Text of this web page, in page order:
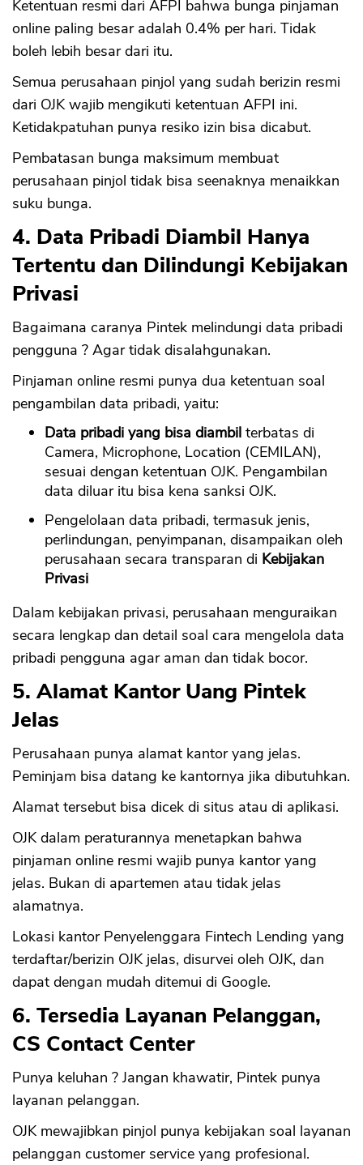
Ketentuan resmi dari AFPI bahwa bunga pinjaman
online paling besar adalah 0.4% per hari. Tidak
boleh lebih besar dari itu.
Semua perusahaan pinjol yang sudah berizin resmi
dari OJK wajib mengikuti ketentuan AFPI ini.
Ketidakpatuhan punya resiko izin bisa dicabut.
Pembatasan bunga maksimum membuat
perusahaan pinjol tidak bisa seenaknya menaikkan
suku bunga.
4. Data Pribadi Diambil Hanya
Tertentu dan Dilindungi Kebijakan
Privasi
Bagaimana caranya Pintek melindungi data pribadi
pengguna ? Agar tidak disalahgunakan.
Pinjaman online resmi punya dua ketentuan soal
pengambilan data pribadi, yaitu:
Data pribadi yang bisa diambil terbatas di
Camera, Microphone, Location (CEMILAN),
sesuai dengan ketentuan OJK. Pengambilan
data diluar itu bisa kena sanksi OJK.
Pengelolaan data pribadi, termasuk jenis,
perlindungan, penyimpanan, disampaikan oleh
perusahaan secara transparan di Kebijakan
Privasi
Dalam kebijakan privasi, perusahaan menguraikan
secara lengkap dan detail soal cara mengelola data
pribadi pengguna agar aman dan tidak bocor.
5. Alamat Kantor Uang Pintek
Jelas
Perusahaan punya alamat kantor yang jelas.
Peminjam bisa datang ke kantornya jika dibutuhkan.
Alamat tersebut bisa dicek di situs atau di aplikasi.
OJK dalam peraturannya menetapkan bahwa
pinjaman online resmi wajib punya kantor yang
jelas. Bukan di apartemen atau tidak jelas
alamatnya.
Lokasi kantor Penyelenggara Fintech Lending yang
terdaftar/berizin OJK jelas, disurvei oleh OJK, dan
dapat dengan mudah ditemui di Google.
6. Tersedia Layanan Pelanggan,
CS Contact Center
Punya keluhan ? Jangan khawatir, Pintek punya
layanan pelanggan.
OJK mewajibkan pinjol punya kebijakan soal layanan
pelanggan customer service yang profesional.